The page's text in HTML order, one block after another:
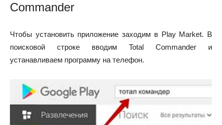
Commander
Чтобы установить приложение заходим в Play Market. В
поисковой строке вводим Total Commander и
устанавливаем программу на телефон.